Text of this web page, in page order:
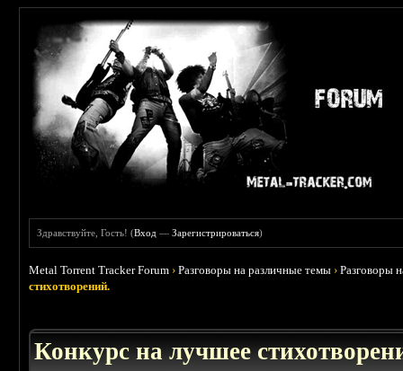
Здравствуйте, Гость! (Вход —Зарегистрироваться)
Metal Torrent Tracker Forum ›Разговоры на различные темы ›Разговоры
стихотворений.
Конкурс на лучшее